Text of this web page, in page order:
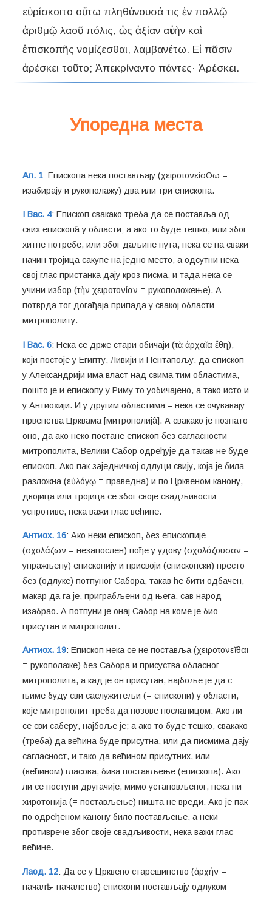
εὑρίσκοιτο οὕτω πληθύνουσά τις ἐν πολλῷ
ἀριθμῷ λαοῦ πόλις, ὡς ἀξίαν αὐτὴν καὶ
ἐπισκοπῆς νομίζεσθαι, λαμβανέτω. Εἰ πᾶσιν
Упоредна места
Ап. 1: Епископа нека постављају (χειροτονείσΘω =
изабирају и рукополажу) два или три епископа.
I Вас. 4: Епископ свакако треба да се поставља од
свих епископâ у области; а ако то буде тешко, или због
хитне потребе, или због даљине пута, нека се на сваки
начин тројица сакупе на једно место, а одсутни нека
свој глас пристанка дају кроз писма, и тада нека се
учини избор (τὴν χειροτονίαν = рукоположење). А
потврда тог догађаја припада у свакој области
митрополиту.
I Вас. 6: Нека се држе стари обичаји (τὰ ἀρχαῖα ἔθη),
који постоје у Египту, Ливији и Пентапољу, да епископ
у Александрији има власт над свима тим областима,
пошто је и епископу у Риму то уобичајено, а тако исто и
у Антиохији. И у другим областима – нека се очувавају
првенства Црквама [митрополијâ]. А свакако је познато
оно, да ако неко постане епископ без сагласности
митрополита, Велики Сабор одређује да такав не буде
епископ. Ако пак заједничкој одлуци свију, која је била
разложна (εὐλόγῳ = праведна) и по Црквеном канону,
двојица или тројица се због своје свадљивости
успротиве, нека важи глас већине.
Антиох. 16: Ако неки епископ, без епископије
(σχολάζων = незапослен) пође у удову (σχολάζουσαν =
упражњену) епископију и присвоји (епископски) престо
без (одлуке) потпуног Сабора, такав ће бити одбачен,
макар да га је, приграбљени од њега, сав народ
изабрао. А потпуни је онај Сабор на коме је био
присутан и митрополит.
Антиох. 19: Епископ нека се не поставља (χειροτονεῖθαι
= рукополаже) без Сабора и присуства обласног
митрополита, а кад је он присутан, најбоље је да с
њиме буду сви саслужитељи (= епископи) у области,
које митрополит треба да позове посланицом. Ако ли
се сви саберу, најбоље је; а ако то буде тешко, свакако
(треба) да већина буде присутна, или да писмима дају
сагласност, и тако да већином присутних, или
(већином) гласова, бива постављење (епископа). Ако
ли се поступи другачије, мимо установљеног, нека ни
хиротонија (= постављење) ништа не вреди. Ако је пак
по одређеном канону било постављење, а неки
противрече због своје свадљивости, нека важи глас
већине.
Лаод. 12: Да се у Црквено старешинство (ἀρχήν =
началѣ = началство) епископи постављају одлуком